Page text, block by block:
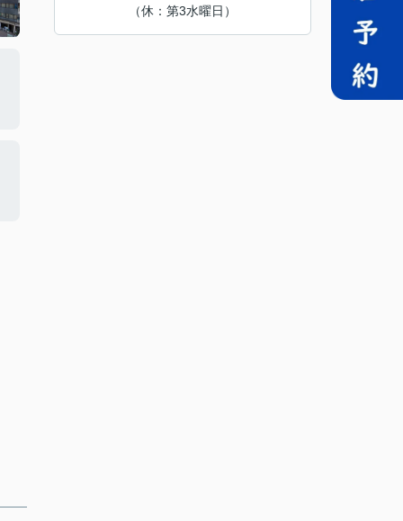
（休：第3水曜日）